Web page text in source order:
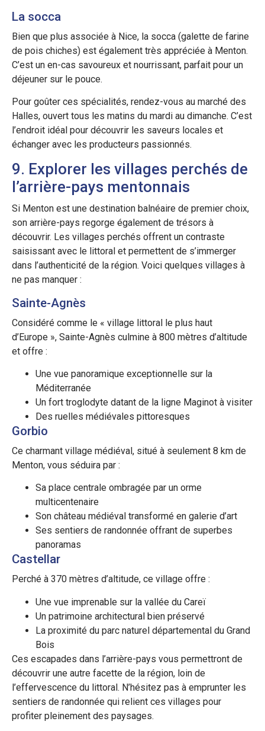
La socca
Bien que plus associée à Nice, la socca (galette de farine
de pois chiches) est également très appréciée à Menton.
C’est un en-cas savoureux et nourrissant, parfait pour un
déjeuner sur le pouce.
Pour goûter ces spécialités, rendez-vous au marché des
Halles, ouvert tous les matins du mardi au dimanche. C’est
l’endroit idéal pour découvrir les saveurs locales et
échanger avec les producteurs passionnés.
9. Explorer les villages perchés de
l’arrière-pays mentonnais
Si Menton est une destination balnéaire de premier choix,
son arrière-pays regorge également de trésors à
découvrir. Les villages perchés offrent un contraste
saisissant avec le littoral et permettent de s’immerger
dans l’authenticité de la région. Voici quelques villages à
ne pas manquer :
Sainte-Agnès
Considéré comme le « village littoral le plus haut
d’Europe », Sainte-Agnès culmine à 800 mètres d’altitude
et offre :
Une vue panoramique exceptionnelle sur la
Méditerranée
Un fort troglodyte datant de la ligne Maginot à visiter
Des ruelles médiévales pittoresques
Gorbio
Ce charmant village médiéval, situé à seulement 8 km de
Menton, vous séduira par :
Sa place centrale ombragée par un orme
multicentenaire
Son château médiéval transformé en galerie d’art
Ses sentiers de randonnée offrant de superbes
panoramas
Castellar
Perché à 370 mètres d’altitude, ce village offre :
Une vue imprenable sur la vallée du Careï
Un patrimoine architectural bien préservé
La proximité du parc naturel départemental du Grand
Bois
Ces escapades dans l’arrière-pays vous permettront de
découvrir une autre facette de la région, loin de
l’effervescence du littoral. N’hésitez pas à emprunter les
sentiers de randonnée qui relient ces villages pour
profiter pleinement des paysages.